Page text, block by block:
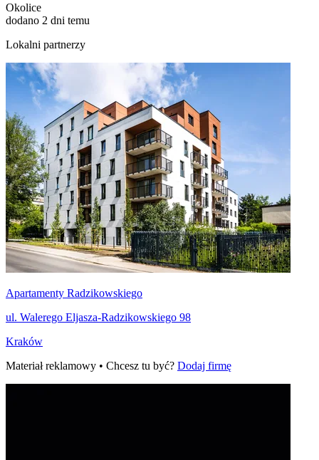
Okolice
dodano 2 dni temu
Lokalni partnerzy
Apartamenty Radzikowskiego
ul. Walerego Eljasza-Radzikowskiego 98
Kraków
Materiał reklamowy • Chcesz tu być? Dodaj firmę